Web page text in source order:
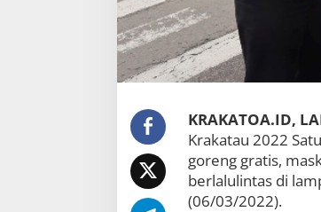
t
i
z
e
r
k
KRAKATOA.ID,
Krakatau 2022
goreng gratis,
berlalulintas di
(06/03/2022).